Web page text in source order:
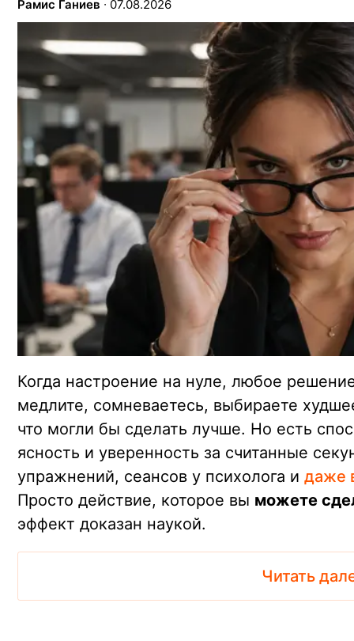
Рамис Ганиев ∙ 07.08.2026
Когда настроение на нуле, любое
медлите, сомневаетесь, выбираете
что могли бы сделать лучше. Но есть
ясность и уверенность за считанные
упражнений, сеансов у психолога и даже
Просто действие, которое вы можете
эффект доказан наукой.
Читать